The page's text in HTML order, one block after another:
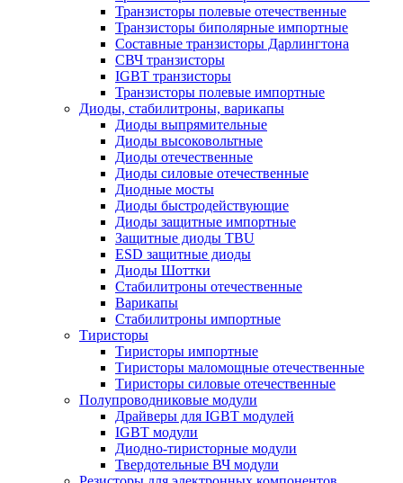
Транзисторы полевые отечественные
Транзисторы биполярные импортные
Составные транзисторы Дарлингтона
СВЧ транзисторы
IGBT транзисторы
Транзисторы полевые импортные
Диоды, стабилитроны, варикапы
Диоды выпрямительные
Диоды высоковольтные
Диоды отечественные
Диоды силовые отечественные
Диодные мосты
Диоды быстродействующие
Диоды защитные импортные
Защитные диоды TBU
ESD защитные диоды
Диоды Шоттки
Стабилитроны отечественные
Варикапы
Стабилитроны импортные
Тиристоры
Тиристоры импортные
Тиристоры маломощные отечественные
Тиристоры силовые отечественные
Полупроводниковые модули
Драйверы для IGBT модулей
IGBT модули
Диодно-тиристорные модули
Твердотельные ВЧ модули